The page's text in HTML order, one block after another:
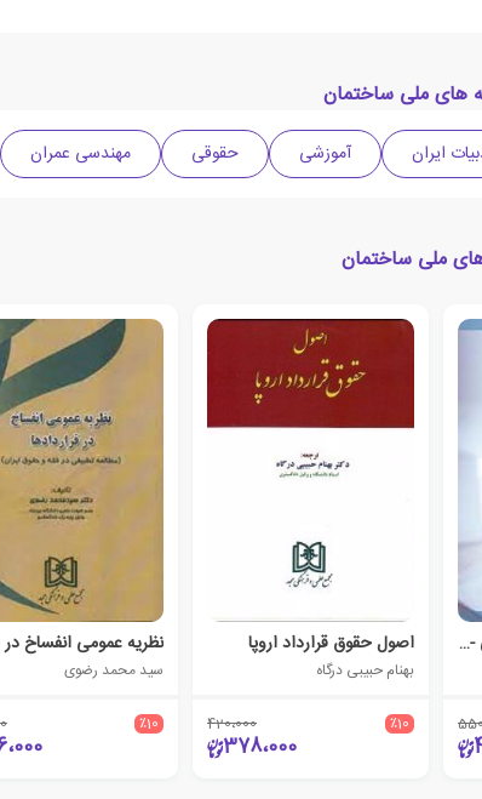
های ملی ساختمان
ایران آموزشی حقوقی مهندسی عمران
ملی ساختمان
قراردادهای مشارکت عمومی - خصوصی اصول حقوق قرارداد اروپا
بهنام حبیبی درگاه
٪10 420،000
378،000
سید محمد رضوی
٪10